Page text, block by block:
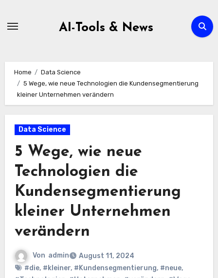
AI-Tools & News
Home
Data Science
5 Wege, wie neue Technologien die Kundensegmentierung
kleiner Unternehmen verändern
Data Science
5 Wege, wie neue
Technologien die
Kundensegmentierung
kleiner Unternehmen
verändern
Von admin
August 11, 2024
#die, #kleiner, #Kundensegmentierung, #neue,